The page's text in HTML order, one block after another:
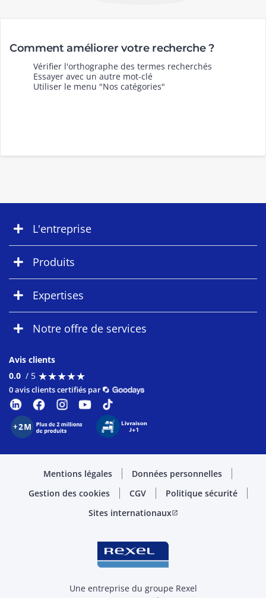
Comment améliorer votre recherche ?
Vérifier l'orthographe des termes recherchés
Essayer avec un autre mot-clé
Utiliser le menu "Nos catégories"
L'entreprise
Produits
Expertises
Notre offre de services
Avis clients
0.0 / 5 ★★★★★
★★★★★
0 avis clients certifiés par
Mentions légales
Données personnelles
Gestion des cookies
CGV
Politique sécurité
Sites internationauxopen_in_new
Une entreprise du groupe Rexel